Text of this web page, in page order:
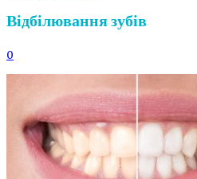
Відбілювання зубів
0